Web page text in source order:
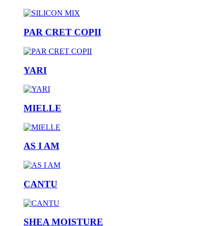
PAR CRET COPII
YARI
MIELLE
AS I AM
CANTU
SHEA MOISTURE